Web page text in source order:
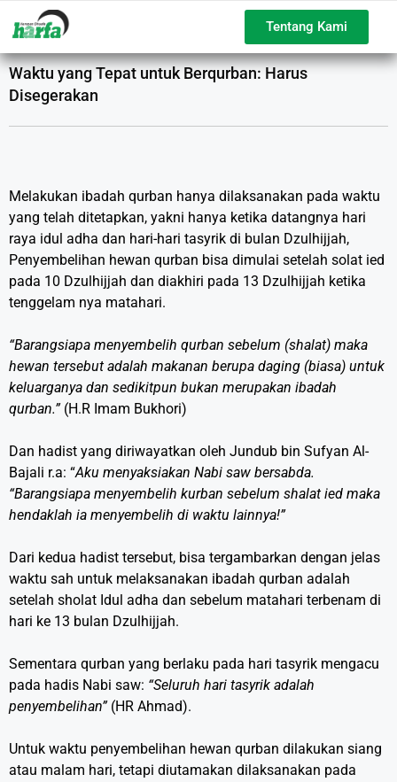
Tentang Kami
Waktu yang Tepat untuk Berqurban: Harus
Disegerakan
Melakukan ibadah qurban hanya dilaksanakan pada waktu
yang telah ditetapkan, yakni hanya ketika datangnya hari
raya idul adha dan hari-hari tasyrik di bulan Dzulhijjah,
Penyembelihan hewan qurban bisa dimulai setelah solat ied
pada 10 Dzulhijjah dan diakhiri pada 13 Dzulhijjah ketika
tenggelam nya matahari.
“Barangsiapa menyembelih qurban sebelum (shalat) maka
hewan tersebut adalah makanan berupa daging (biasa) untuk
keluarganya dan sedikitpun bukan merupakan ibadah
qurban.” (H.R Imam Bukhori)
Dan hadist yang diriwayatkan oleh Jundub bin Sufyan Al-
Bajali r.a: “Aku menyaksiakan Nabi saw bersabda.
“Barangsiapa menyembelih kurban sebelum shalat ied maka
hendaklah ia menyembelih di waktu lainnya!”
Dari kedua hadist tersebut, bisa tergambarkan dengan jelas
waktu sah untuk melaksanakan ibadah qurban adalah
setelah sholat Idul adha dan sebelum matahari terbenam di
hari ke 13 bulan Dzulhijjah.
Sementara qurban yang berlaku pada hari tasyrik mengacu
pada hadis Nabi saw: “Seluruh hari tasyrik adalah
penyembelihan”(HR Ahmad).
Untuk waktu penyembelihan hewan qurban dilakukan siang
atau malam hari, tetapi diutamakan dilaksanakan pada